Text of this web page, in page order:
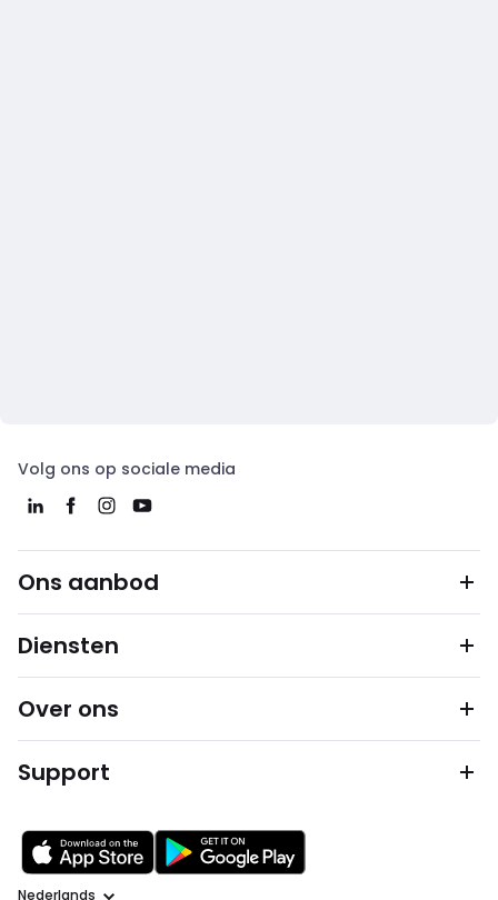
Volg ons op sociale media
Ons aanbod
Diensten
Over ons
Support